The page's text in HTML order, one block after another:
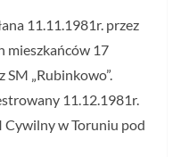
11.11.1981r. przez
mieszkańców 17
„Rubinkowo”.
11.12.1981r.
Cywilny w Toruniu pod